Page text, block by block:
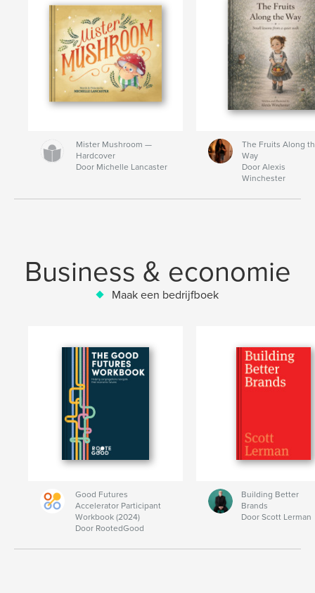
Mister Mushroom —
Hardcover
Door Michelle Lancaster
The Fruits Along
Way
Door Alexis
Winchester
Business & economie
Maak een bedrijfboek
Good Futures
Accelerator Participant
Workbook (2024)
Door RootedGood
Building Better
Brands
Door Scott Lerman